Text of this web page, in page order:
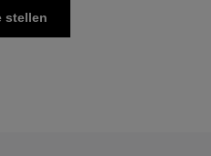
stellen